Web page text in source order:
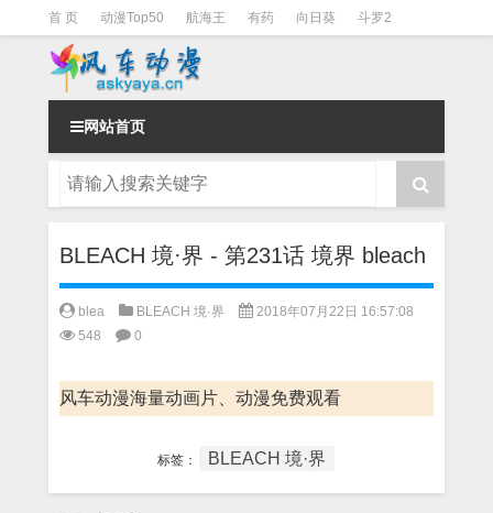
首 页 动漫Top50 航海王 有药 向日葵 斗罗2
斗罗3 火影 一拳超人
网站首页
BLEACH 境·界 - 第231话 境界 bleach
blea BLEACH 境·界
2018年07月22日 16:57:08
548
0
风车动漫海量动画片、动漫免费观看
标签： BLEACH 境·界